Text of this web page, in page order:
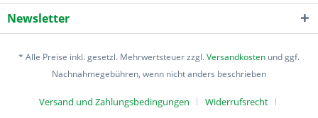
Newsletter
* Alle Preise inkl. gesetzl. Mehrwertsteuer zzgl.Versandkosten und ggf.
Nachnahmegebühren, wenn nicht anders beschrieben
Versand und Zahlungsbedingungen Widerrufsrecht